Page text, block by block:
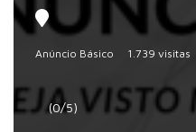
Anúncio Básico 1.739 visitas
(0/5)